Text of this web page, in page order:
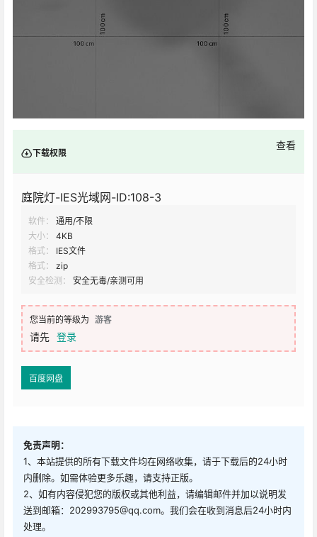
下载权限
查看
庭院灯-IES光域网-ID:108-3
软件：
通用/不限
大小：
4KB
格式：
IES文件
格式：
zip
安全检测：
安全无毒/亲测可用
您当前的等级为 游客
请先 登录
百度网盘
免责声明：
1、本站提供的所有下载文件均在网络收集，请于下载后的24小时
内删除。如需体验更多乐趣，请支持正版。
2、如有内容侵犯您的版权或其他利益，请编辑邮件并加以说明发
送到邮箱：202993795@qq.com。我们会在收到消息后24小时内
处理。